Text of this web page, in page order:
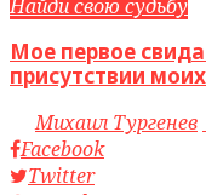
Найди свою судьбу
Мое первое
присутствии
byМихаил Тургенев
Facebook
Twitter